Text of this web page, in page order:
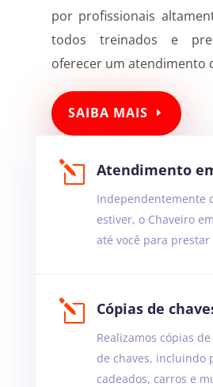
por profissionais
todos treinados e
oferecer um atendimento
SAIBA MAIS
l Atendimento
Independentemente
estiver, o Chaveiro
até você para prestar
l Cópias de
Realizamos cópias
de chaves, incluindo
cadeados, carros e